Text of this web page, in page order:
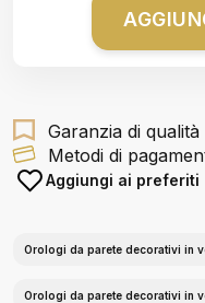
Garanzia di qualità
Metodi di
Aggiungi ai preferiti
Orologi da parete decorativi in
Orologi da parete decorativi in